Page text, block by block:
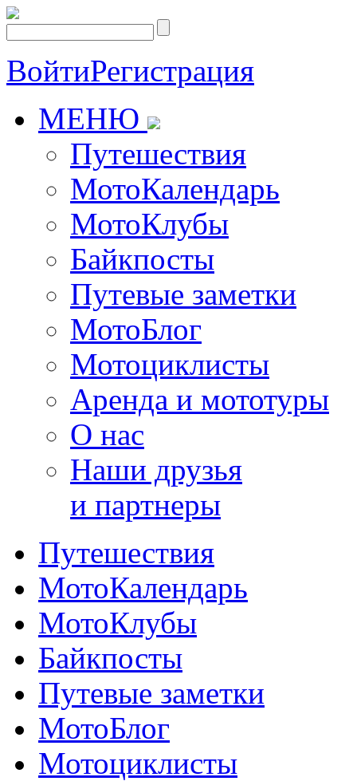
ВойтиРегистрация
МЕНЮ
Путешествия
МотоКалендарь
МотоКлубы
Байкпосты
Путевые заметки
МотоБлог
Мотоциклисты
Аренда и мототуры
О нас
Наши друзья
и партнеры
Путешествия
МотоКалендарь
МотоКлубы
Байкпосты
Путевые заметки
МотоБлог
Мотоциклисты